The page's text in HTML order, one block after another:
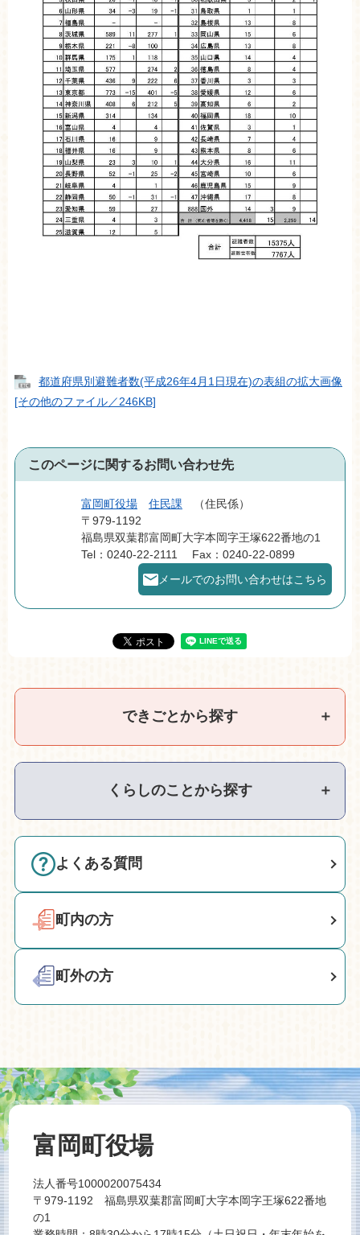
都道府県別避難者数(平成26年4月1日現在)の表組の拡大画像
[その他のファイル／246KB]
このページに関するお問い合わせ先
富岡町役場 住民課
住民係
〒979-1192
福島県双葉郡富岡町大字本岡字王塚622番地の1
Tel：0240-22-2111
Fax：0240-22-0899
メールでのお問い合わせはこちら
できごとから探す ＋
くらしのことから探す ＋
よくある質問
町内の方
町外の方
富岡町役場
法人番号1000020075434
〒979-1192 福島県双葉郡富岡町大字本岡字王塚622番地
の1